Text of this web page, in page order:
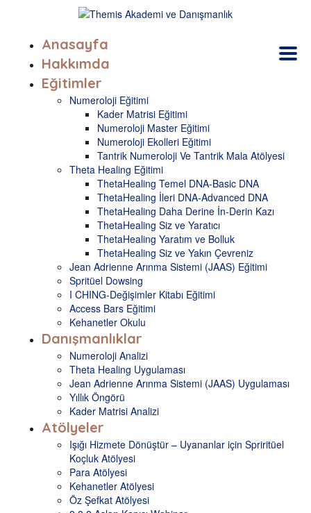
Anasayfa
Hakkımda
Eğitimler
Numeroloji Eğitimi
Kader Matrisi Eğitimi
Numeroloji Master Eğitimi
Numeroloji Ekolleri Eğitimi
Tantrik Numeroloji Ve Tantrik Mala Atölyesi
Theta Healing Eğitimi
ThetaHealing Temel DNA-Basic DNA
ThetaHealing İleri DNA-Advanced DNA
ThetaHealing Daha Derine İn-Derin Kazı
ThetaHealing Siz ve Yaratıcı
ThetaHealing Yaratım ve Bolluk
ThetaHealing Siz ve Yakın Çevreniz
Jean Adrienne Arınma Sistemi (JAAS) Eğitimi
Spritüel Dowsing
I CHING-Değişimler Kitabı Eğitimi
Access Bars Eğitimi
Kehanetler Okulu
Danışmanlıklar
Numeroloji Analizi
Theta Healing Uygulaması
Jean Adrienne Arınma Sistemi (JAAS) Uygulaması
Yıllık Öngörü
Kader Matrisi Analizi
Atölyeler
Işığı Hizmete Dönüştür – Uyananlar için Spriritüel
Koçluk Atölyesi
Para Atölyesi
Kehanetler Atölyesi
Öz Şefkat Atölyesi